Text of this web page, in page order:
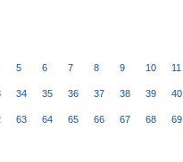
5 6 7 8 9 10 11
34 35 36 37 38 39 40
63 64 65 66 67 68 69